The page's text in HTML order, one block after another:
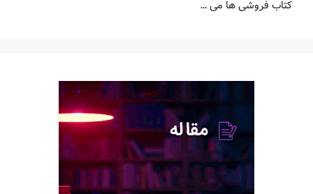
کتاب فروشی ها می …